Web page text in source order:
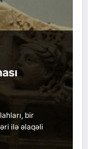
bir
ilə əlaqəli